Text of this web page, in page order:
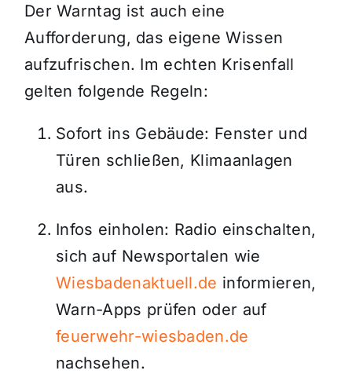
Der Warntag ist auch eine
Aufforderung, das eigene Wissen
aufzufrischen. Im echten Krisenfall
gelten folgende Regeln:
Sofort ins Gebäude: Fenster und
Türen schließen, Klimaanlagen
aus.
Infos einholen: Radio einschalten,
sich auf Newsportalen wie
Wiesbadenaktuell.de informieren,
Warn-Apps prüfen oder auf
feuerwehr-wiesbaden.de
nachsehen.